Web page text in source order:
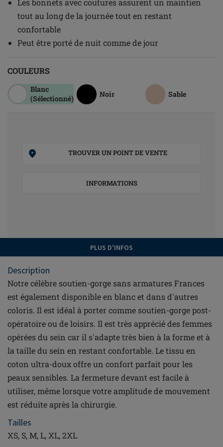
Les bonnets avec coutures assurent un maintien
tout au long de la journée tout en restant
confortable
Peut être porté de nuit comme de jour
COULEURS
Blanc
(Sélectionné)
Noir Sable
TROUVER UN POINT DE VENTE
INFORMATIONS
PLUS D'INFOS
Description
Notre célèbre soutien-gorge sans armatures Frances
est également disponible en blanc et dans d'autres
coloris. Il est idéal à porter comme soutien-gorge post-
opératoire ou de loisirs. Il est très apprécié des femmes
opérées du sein car il s'adapte très bien à la forme et à
la taille du sein en restant confortable. Le tissu en
coton ultra-doux offre un confort parfait pour les
peaux sensibles. La fermeture devant est facile à
utiliser, même lorsque votre amplitude de mouvement
est réduite après la chirurgie.
Tailles
XS, S, M, L, XL, 2XL